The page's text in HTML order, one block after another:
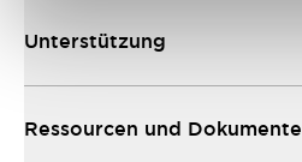
Unterstützung
Ressourcen und Dokumente